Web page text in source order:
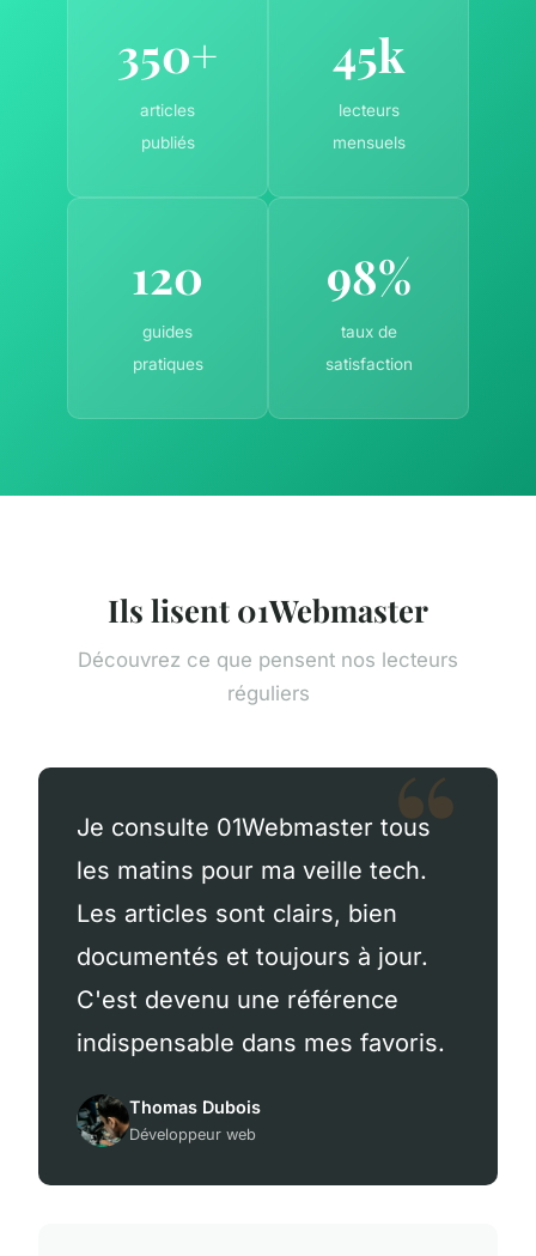
350+
articles
publiés
45k
lecteurs
mensuels
120
guides
pratiques
98%
taux de
satisfaction
Ils lisent 01Webmaster
Découvrez ce que pensent nos lecteurs
réguliers
Je consulte 01Webmaster tous
les matins pour ma veille tech.
Les articles sont clairs, bien
documentés et toujours à jour.
C'est devenu une référence
indispensable dans mes favoris.
Thomas Dubois
Développeur web